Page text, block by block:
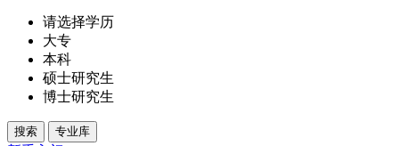
请选择学历
大专
本科
硕士研究生
博士研究生